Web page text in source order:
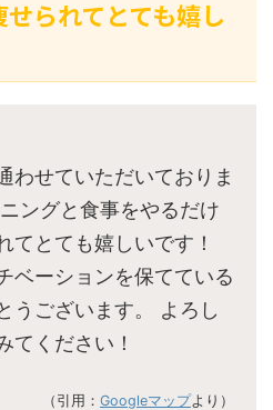
られてとても嬉し
わせていただいておりま
ングと食事をやるだけ
てとても嬉しいです！
ベーションを保てている
うございます。 よろし
てください！
（引用： Googleマップより）